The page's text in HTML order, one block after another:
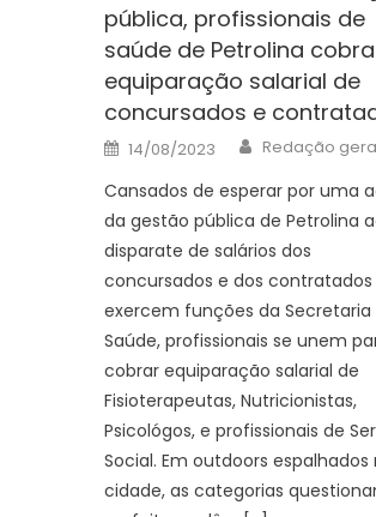
pública, profissionais de
saúde de Petrolina
equiparação salarial de
concursados e
Posted
on
14/08/2023 Author
Redação
Cansados de esperar por uma
da gestão pública de Petrolina
disparate de salários dos
concursados e dos contratados
exercem funções da Secretaria
Saúde, profissionais se unem
cobrar equiparação salarial de
Fisioterapeutas, Nutricionistas,
Psicológos, e profissionais de
Social. Em outdoors espalhados
cidade, as categorias